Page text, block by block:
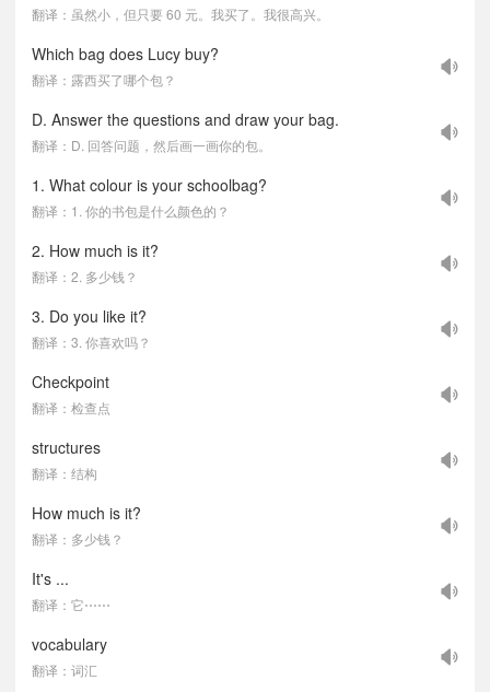
翻译：虽然小，但只要 60 元。我买了。我很高兴。
Which bag does Lucy buy?
翻译：露西买了哪个包？
D. Answer the questions and draw your bag.
翻译：D. 回答问题，然后画一画你的包。
1. What colour is your schoolbag?
翻译：1. 你的书包是什么颜色的？
2. How much is it?
翻译：2. 多少钱？
3. Do you like it?
翻译：3. 你喜欢吗？
Checkpoint
翻译：检查点
structures
翻译：结构
How much is it?
翻译：多少钱？
It's ...
翻译：它⋯⋯
vocabulary
翻译：词汇